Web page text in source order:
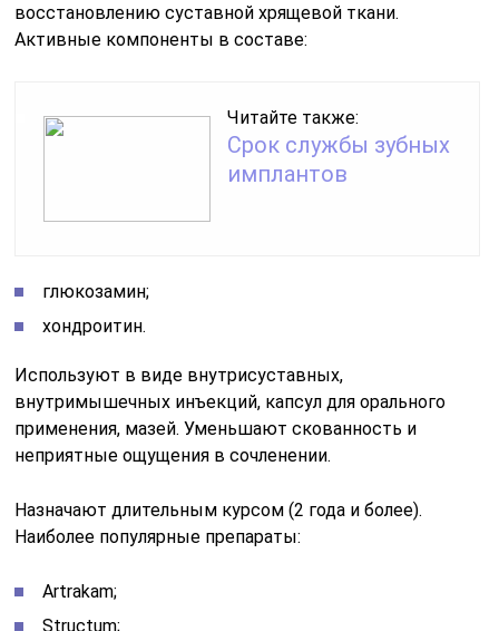
восстановлению суставной хрящевой ткани.
Активные компоненты в составе:
Читайте также:
Срок службы зубных
имплантов
глюкозамин;
хондроитин.
Используют в виде внутрисуставных,
внутримышечных инъекций, капсул для орального
применения, мазей. Уменьшают скованность и
неприятные ощущения в сочленении.
Назначают длительным курсом (2 года и более).
Наиболее популярные препараты:
Artrakam;
Structum;